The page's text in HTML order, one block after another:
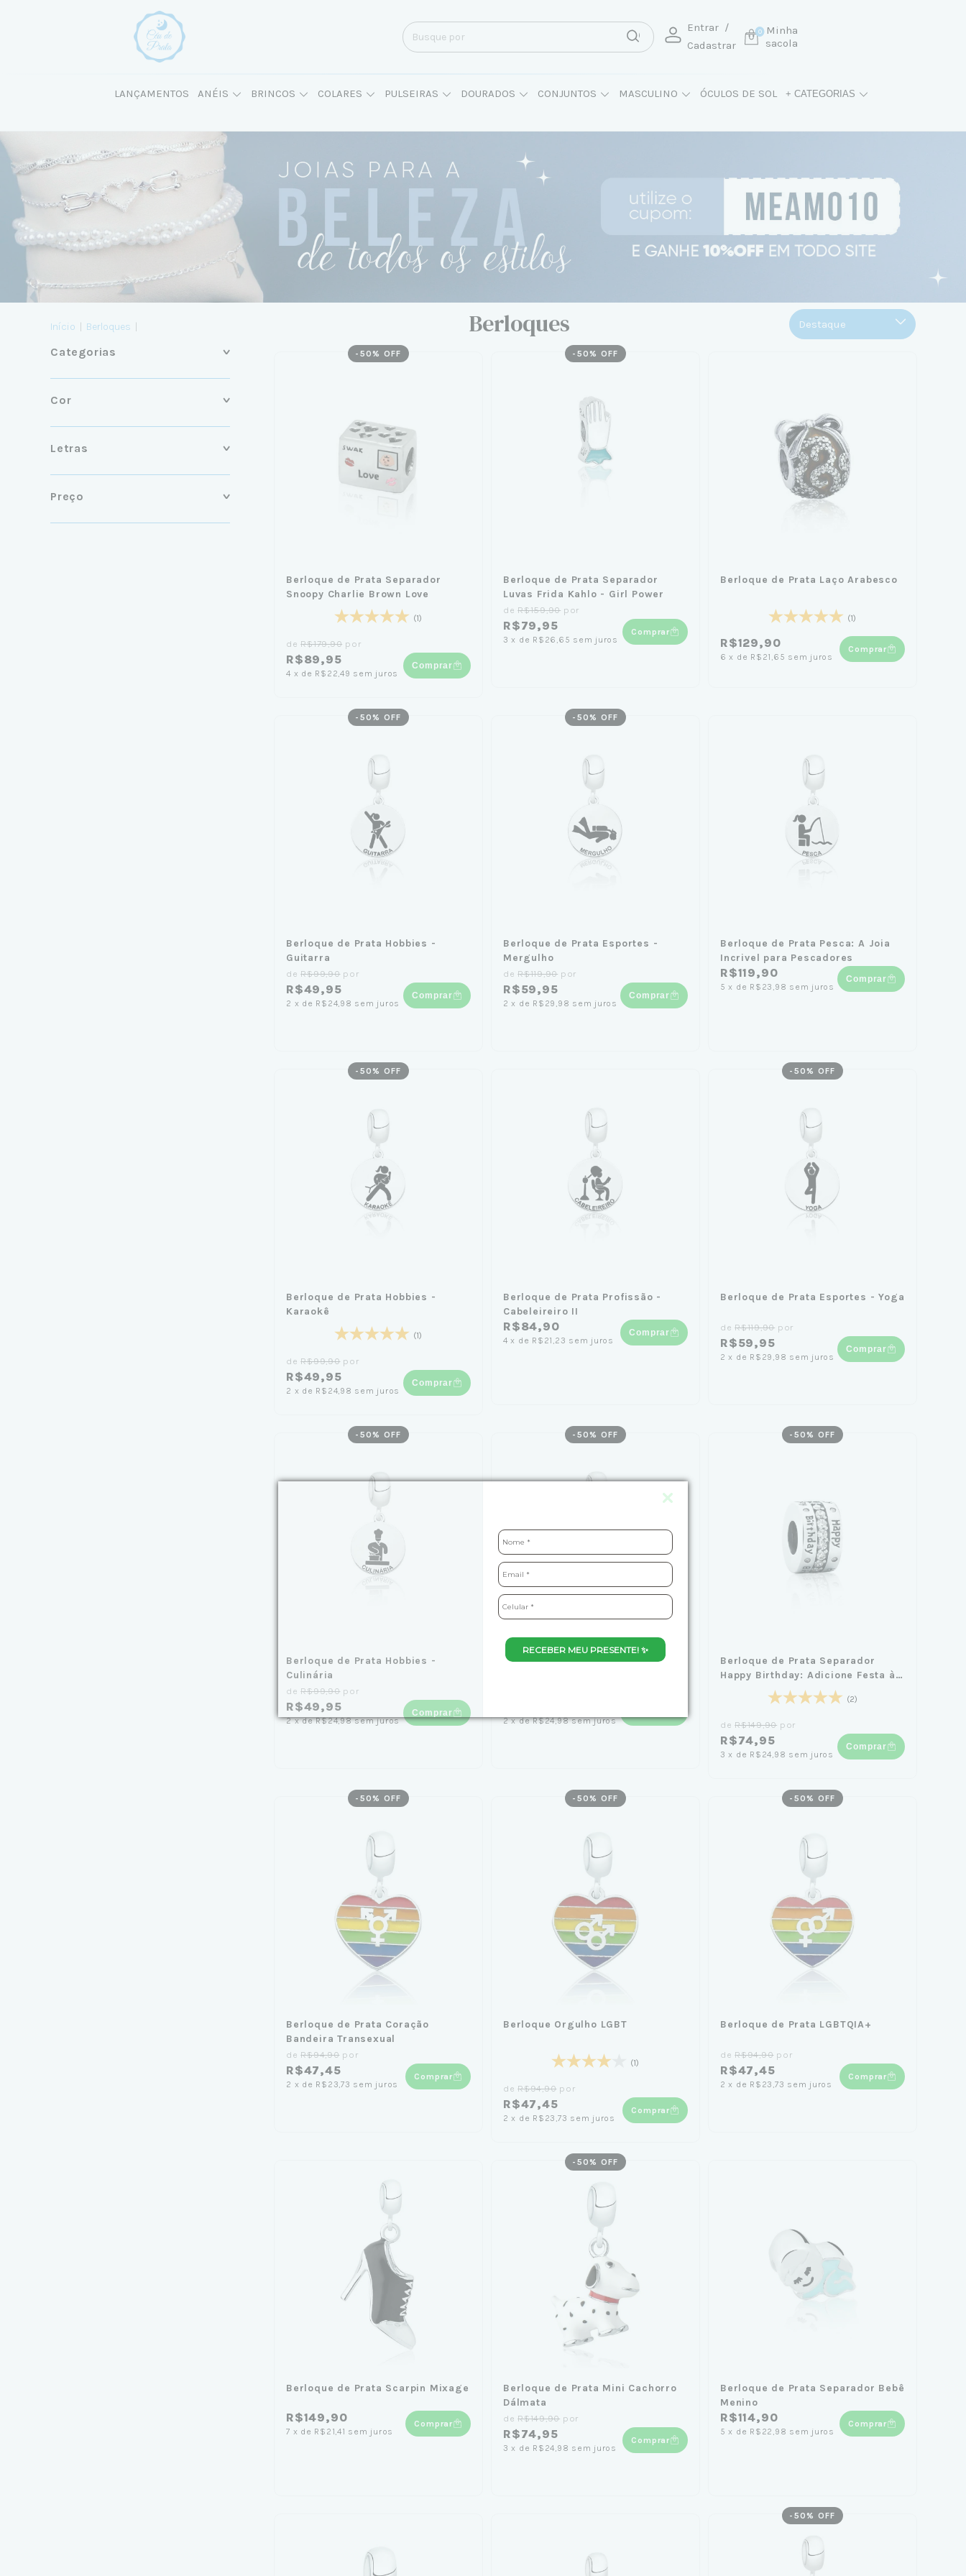
RECEBER MEU PRESENTE! ✨
Entrar /
Cadastrar
Minha
sacola
0
LANÇAMENTOS ANÉIS BRINCOS COLARES PULSEIRAS DOURADOS CONJUNTOS MASCULINO ÓCULOS DE SOL + CATEGORIAS
Início Berloques Berloques
Categorias
Cor
Letras
Preço
- 50 % OFF
Berloque de Prata Separador
Snoopy Charlie Brown Love
(1)
deR$179,90 por
R$89,95
4 x de R$22,49 sem juros
Comprar
- 50 % OFF
Berloque de Prata Separador
Luvas Frida Kahlo - Girl Power
deR$159,90 por
R$79,95
3 x de R$26,65 sem juros
Comprar
Berloque de Prata Laço Arabesco
(1)
R$129,90
6 x de R$21,65 sem juros
Comprar
- 50 % OFF
Berloque de Prata Hobbies -
Guitarra
deR$99,90por
R$49,95
2 x de R$24,98 sem juros
Comprar
- 50 % OFF
Berloque de Prata Esportes -
Mergulho
deR$119,90 por
R$59,95
2 x de R$29,98 sem juros
Comprar
Berloque de Prata Pesca: A Joia
Incrivel para Pescadores
R$119,90
5 x de R$23,98 sem juros
Comprar
- 50 % OFF
Berloque de Prata Hobbies -
Karaokê
(1)
deR$99,90por
R$49,95
2 x de R$24,98 sem juros
Comprar
Berloque de Prata Profissão -
Cabeleireiro II
R$84,90
4 x de R$21,23 sem juros
Comprar
- 50 % OFF
Berloque de Prata Esportes - Yoga
deR$119,90 por
R$59,95
2 x de R$29,98 sem juros
Comprar
- 50 % OFF
Berloque de Prata Hobbies -
Culinária
deR$99,90 por
R$49,95
2 xdeR$24,98 sem juros
Comprar
- 50 % OFF
Berloque de Prata Hobbies -
2 xdeR$24,98 sem juros
- 50 % OFF
Berloque de Prata Separador
Happy Birthday: Adicione Festa à
Sua Pulseira
(2)
deR$149,90 por
R$74,95
3 x de R$24,98 sem juros
Comprar
- 50 % OFF
Berloque de Prata Coração
Bandeira Transexual
deR$94,90por
R$47,45
2 x de R$23,73 sem juros
Comprar
- 50 % OFF
Berloque Orgulho LGBT
(1)
deR$94,90por
R$47,45
2 x de R$23,73 sem juros
Comprar
- 50 % OFF
Berloque de Prata LGBTQIA+
deR$94,90por
R$47,45
2 x de R$23,73 sem juros
Comprar
Berloque de Prata Scarpin Mixage
R$149,90
7 x de R$21,41 sem juros
Comprar
- 50 % OFF
Berloque de Prata Mini Cachorro
Dálmata
deR$149,90 por
R$74,95
3 x de R$24,98 sem juros
Comprar
Berloque de Prata Separador Bebê
Menino
R$114,90
5 x de R$22,98 sem juros
Comprar
- 50 % OFF